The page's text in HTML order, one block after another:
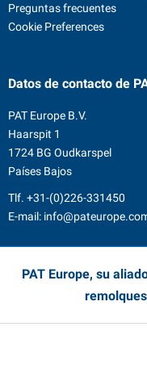
Preguntas frecuentes
Cookie Preferences
Datos de contacto de
PAT Europe B.V.
Haarspit 1
1724 BG Oudkarspel
Países Bajos
Tlf. +31-(0)226-331450
E-mail:
PAT Europe, su